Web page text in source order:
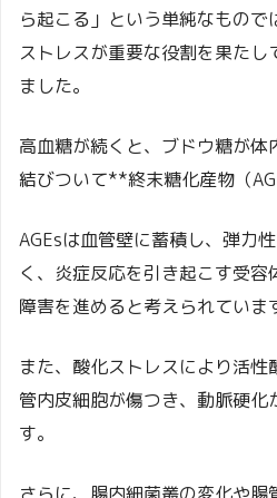
ら起こる」という単純なもの
ストレスが重要な役割を果た
ました。
高血糖が続くと、ブドウ糖が体
結びついて**終末糖化産物（
AGEsは血管壁に蓄積し、弾力
く、炎症反応を引き起こす受容
障害を進めると考えられていま
また、酸化ストレスにより活
管内皮細胞が傷つき、動脈硬化
す。